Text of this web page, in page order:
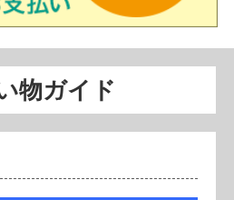
物ガイド